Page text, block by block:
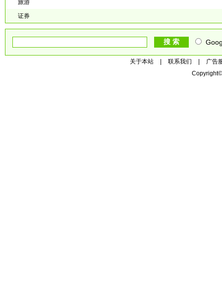
旅游
证券
关于本站 联系我们
广告